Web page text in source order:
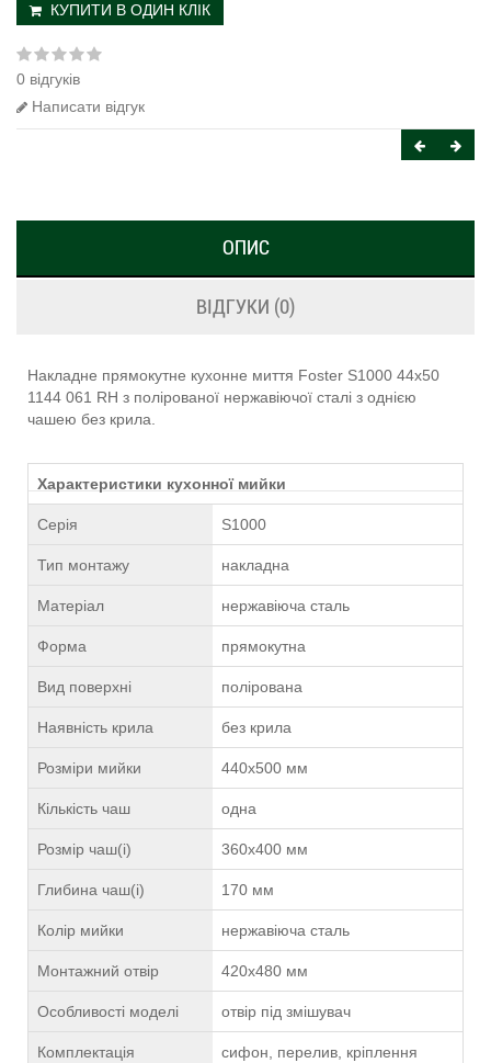
КУПИТИ В ОДИН КЛІК
0 відгуків
Написати відгук
ОПИС
ВІДГУКИ (0)
Накладне прямокутне кухонне миття Foster S1000 44х50
1144 061 RH з полірованої нержавіючої сталі з однією
чашею без крила.
Характеристики кухонної мийки
Серія S1000
Тип монтажу накладна
Матеріал нержавіюча сталь
Форма прямокутна
Вид поверхні полірована
Наявність крила без крила
Розміри мийки 440х500 мм
Кількість чаш одна
Розмір чаш(і) 360х400 мм
Глибина чаш(і) 170 мм
Колір мийки нержавіюча сталь
Монтажний отвір 420х480 мм
Особливості моделі отвір під змішувач
Комплектація сифон, перелив, кріплення